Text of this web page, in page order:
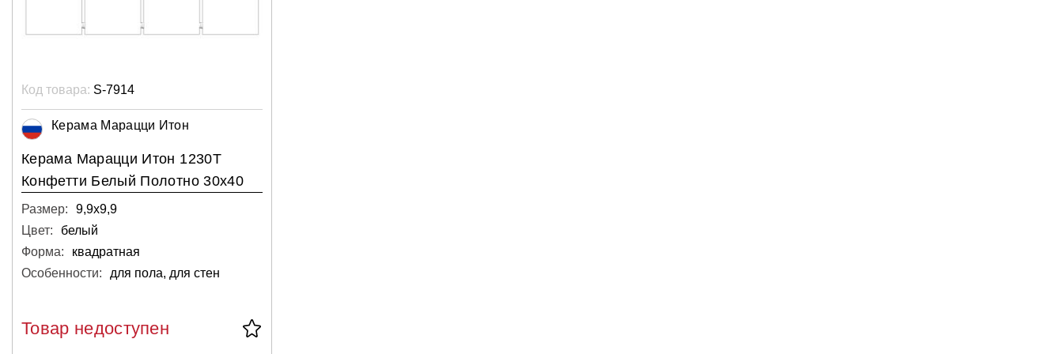
Код товара: S-7914
Керама Марацци Итон
Керама Марацци Итон 1230T
Конфетти Белый Полотно 30х40
Размер:
9,9х9,9
Цвет:
белый
Форма:
квадратная
Особенности:
для пола, для стен
Товар недоступен